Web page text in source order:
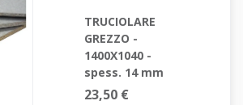
TRUCIOLARE
GREZZO -
1400X1040 -
spess. 14 mm
23,50 €